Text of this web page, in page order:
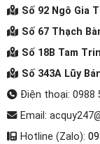
Số 92 Ngô Gia
Số 67 Thạch
Số 18B Tam
Số 343A Lũy
Điện thoại: 0988
Email:
Hotline (Zalo):